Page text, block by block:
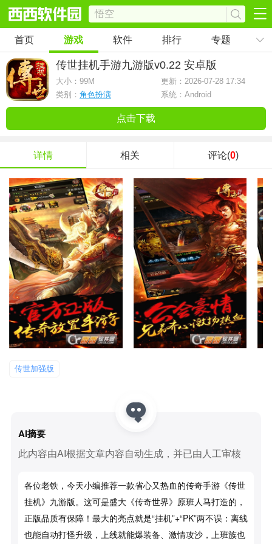
首页 游戏 软件 排行 专题
传世挂机手游九游版v0.22 安卓版
大小： 99M
更新：2026-07-28 17:34
类别： 角色扮演 系统：Android
点击下载
详情 相关 评论(0)
传世加强版
AI摘要
此内容由AI根据文章内容自动生成，并已由人工审核
各位老铁，今天小编推荐一款省心又热血的传奇手游《传世
挂机》九游版。这可是盛大《传奇世界》原班人马打造的，
正版品质有保障！最大的亮点就是“挂机”+“PK”两不误：离线
也能自动打怪升级，上线就能爆装备、激情攻沙，上班族也